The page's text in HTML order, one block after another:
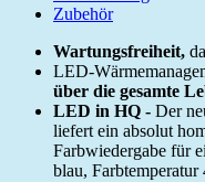
Zubehör
Wartungsfreiheit,
LED-
über die gesamte
LED in HQ - Der
liefert ein absolut
Farbwiedergabe für
blau,